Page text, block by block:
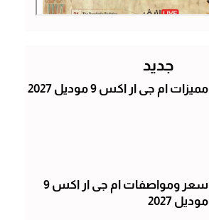
جديد
مميزات ام جى ار اكس 9 موديل 2027
سعر ومواصفات ام جى ار اكس 9
موديل 2027